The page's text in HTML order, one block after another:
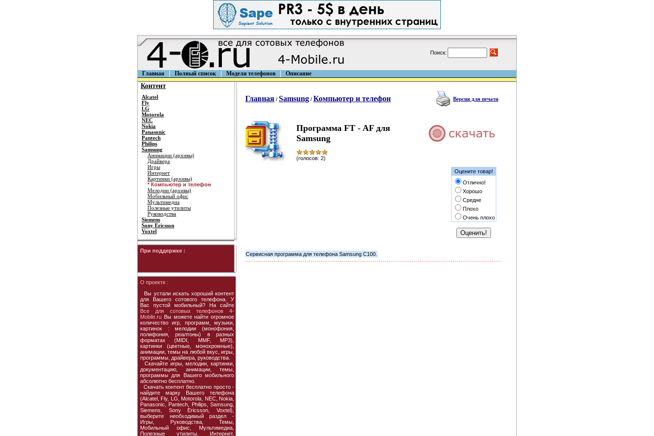
Поиск:
Главная Полный список Модели телефонов Описание
Контент
Alcatel
Fly
LG
Motorola
NEC
Nokia
Panasonic
Pantech
Philips
Samsung
Анимации (архивы)
Драйвера
Игры
Интернет
Картинки (архивы)
* Компьютер и телефон
Мелодии (архивы)
Мобильный офис
Мультимедиа
Полезные утилиты
Руководства
Siemens
Sony Ericsson
Voxtel
При поддержке :
О проекте :
Вы устали искать хороший контент
для Вашего сотового телефона. У
Вас пустой мобильный? На сайте
Все для сотовых телефонов 4-
Mobile.ru Вы можете найти огромное
количество игр, программ, музыки,
картинок : мелодии (монофония,
полифония, реалтоны) в разных
форматах (MIDI, MMF, MP3),
картинки (цветные, монохромные),
анимации, темы на любой вкус, игры,
программы, драйвера, руководства.
Скачайте игры, мелодии, картинки,
документацию, анимации, темы,
программы для Вашего мобильного
абсолютно бесплатно.
Скачать контент бесплатно просто -
найдите марку Вашего телефона
(Alcatel, Fly, LG, Motorola, NEC, Nokia,
Panasonic, Pantech, Philips, Samsung,
Siemens, Sony Ericsson, Voxtel),
выберите необходимый раздел -
Игры, Руководства, Темы,
Мобильный офис, Мультимедиа,
Полезные утилиты, Интернет,
Главная / Samsung / Компьютер и телефон Версия для печати
Программа FT - AF для
Samsung
(голосов: 2)
Оцените товар!
Отлично!
Хорошо
Средне
Плохо
Очень плохо
Сервисная программа для телефона Samsung C100.